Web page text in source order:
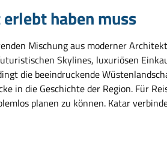
haben muss
Mischung aus moderner
Skylines, luxuriösen
die beeindruckende
in die Geschichte der Region. Für
planen zu können. Katar